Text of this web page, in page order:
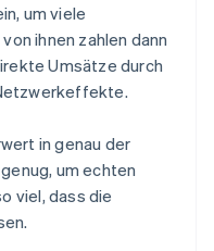
um viele
ihnen zahlen dann
Umsätze durch
in genau der
um echten
viel, dass die